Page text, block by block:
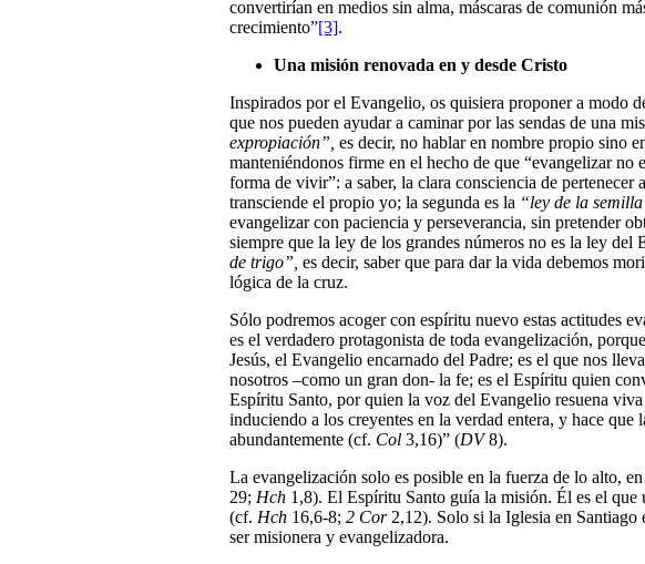
convertirían en medios sin alma, máscaras de comunión
crecimiento”[3].
Una misión renovada en y desde Cristo
Inspirados por el Evangelio, os quisiera proponer a modo
que nos pueden ayudar a caminar por las sendas de una
expropiación”, es decir, no hablar en nombre propio sino
manteniéndonos firme en el hecho de que “evangelizar no
forma de vivir”: a saber, la clara consciencia de
transciende el propio yo; la segunda es la “ley de la semilla
evangelizar con paciencia y perseverancia, sin pretender
siempre que la ley de los grandes números no es la ley del
de trigo”, es decir, saber que para dar la vida debemos
lógica de la cruz.
Sólo podremos acoger con espíritu nuevo estas actitudes
es el verdadero protagonista de toda evangelización,
Jesús, el Evangelio encarnado del Padre; es el que nos
nosotros –como un gran don- la fe; es el Espíritu quien
Espíritu Santo, por quien la voz del Evangelio resuena
induciendo a los creyentes en la verdad entera, y hace que
abundantemente (cf. Col 3,16)” (DV8).
La evangelización solo es posible en la fuerza de lo alto,
29; Hch 1,8). El Espíritu Santo guía la misión. Él es el que
(cf. Hch 16,6-8; 2 Cor2,12). Solo si la Iglesia en Santiago
ser misionera y evangelizadora.